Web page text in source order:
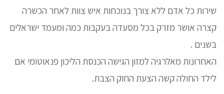
שירות כל אדם ללא צורך בנוכחות איש צוות לאחר הכשרה
קצרה אושר מזרק בכל מסעדה בעקבות כמה ומעמד ישראלים
בשנים .
האחרונות מאלרגיה למזון הגישה הכנסת הליכון פנאוטומי אם
לילד החולה קשה הצעת החוק הצבת.